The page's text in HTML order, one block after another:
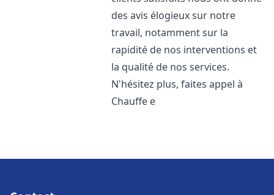
des avis élogieux sur notre
travail, notamment sur la
rapidité de nos interventions et
la qualité de nos services.
N'hésitez plus, faites appel à
Chauffe e